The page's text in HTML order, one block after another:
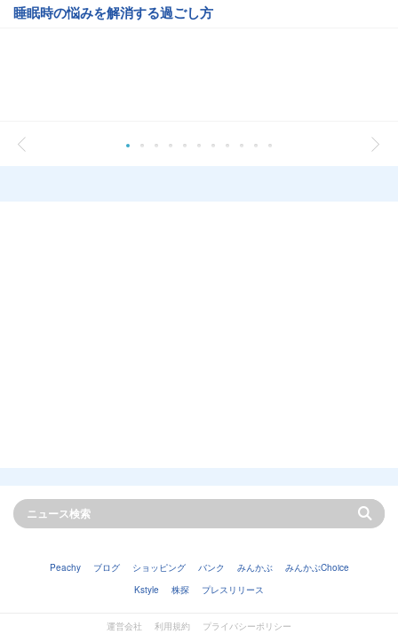
睡眠時の悩みを解消する過ごし方
Peachy ブログ ショッピング バンク みんかぶ
みんかぶChoice
Kstyle
株探 プレスリリース
運営会社 利用規約 プライバシーポリシー